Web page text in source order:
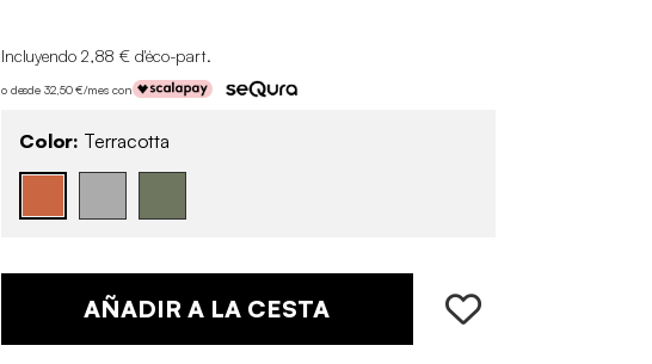
Incluyendo 2,88 € d'éco-part.
o desde 32,50 €/mes con
Color: Terracotta
AÑADIR A LA CESTA